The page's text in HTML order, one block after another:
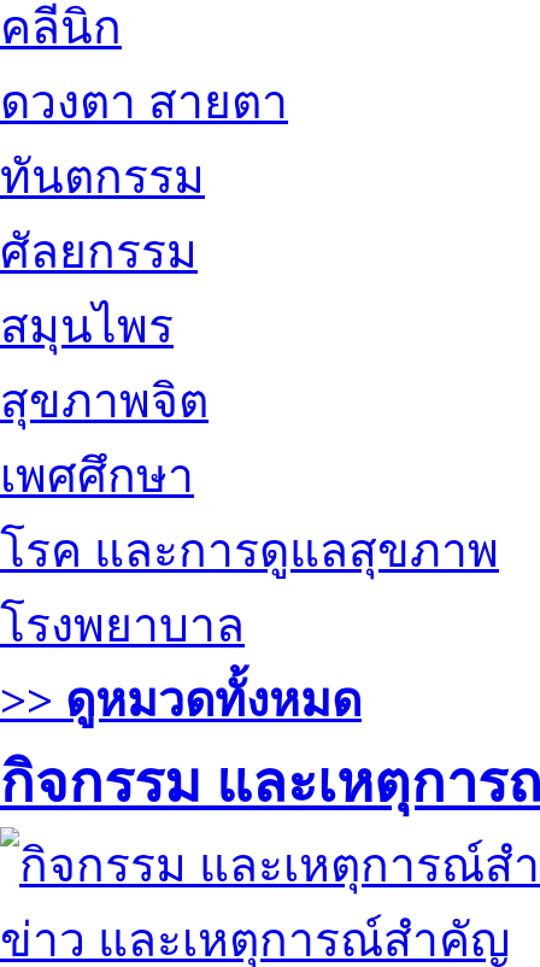
คลีนิก
ดวงตา สายตา
ทันตกรรม
ศัลยกรรม
สมุนไพร
สุขภาพจิต
เพศศึกษา
โรค และการดูแลสุขภาพ
โรงพยาบาล
>> ดูหมวดทั้งหมด
กิจกรรม และเหตุกา
ข่าว และเหตุการณ์สำคัญ